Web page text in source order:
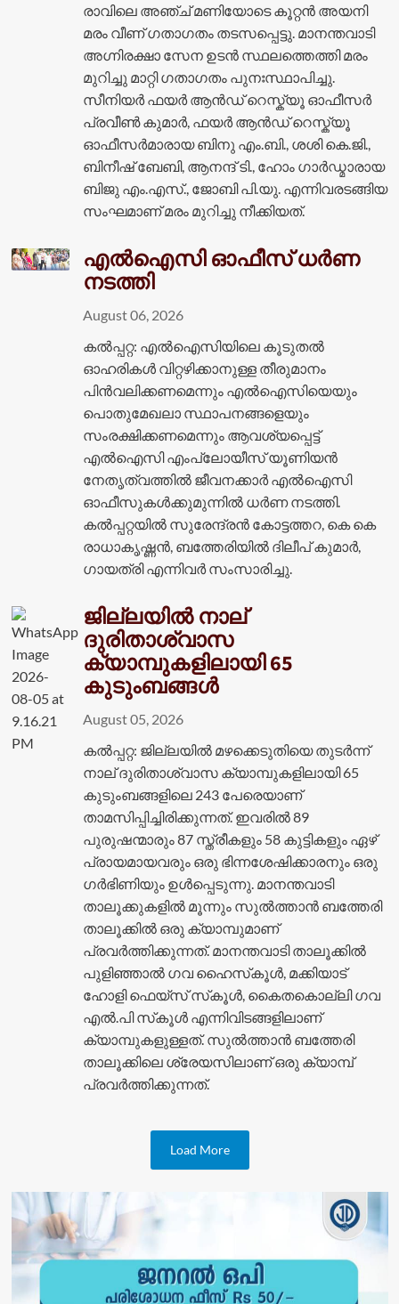
രാവിലെ അഞ്ച് മണിയോടെ കൂറ്റൻ അയനി
മരം വീണ് ഗതാഗതം തടസപ്പെട്ടു. മാനന്തവാടി
അഗ്നിരക്ഷാ സേന ഉടൻ സ്ഥലത്തെത്തി മരം
മുറിച്ചു മാറ്റി ഗതാഗതം പുനഃസ്ഥാപിച്ചു.
സീനിയർ ഫയർ ആൻഡ് റെസ്ക്യൂ ഓഫീസർ
പ്രവീൺ കുമാർ, ഫയർ ആൻഡ് റെസ്ക്യൂ
ഓഫീസർമാരായ ബിനു എം.ബി., ശശി കെ.ജി.,
ബിനീഷ് ബേബി, ആനന്ദ് ടി., ഹോം ഗാർഡ്മാരായ
ബിജു എം.എസ്., ജോബി പി.യു. എന്നിവരടങ്ങിയ
സംഘമാണ് മരം മുറിച്ചു നീക്കിയത്.
എൽഐസി ഓഫീസ് ധർണ
നടത്തി
August 06, 2026
കൽപ്പറ്റ: എൽഐസിയിലെ കൂടുതൽ
ഓഹരികൾ വിറ്റഴിക്കാനുള്ള തീരുമാനം
പിൻവലിക്കണമെന്നും എൽഐസിയെയും
പൊതുമേഖലാ സ്ഥാപനങ്ങളെയും
സംരക്ഷിക്കണമെന്നും ആവശ്യപ്പെട്ട്
എൽഐസി എംപ്ലോയീസ് യൂണിയൻ
നേതൃത്വത്തിൽ ജീവനക്കാർ എൽഐസി
ഓഫീസുകൾക്കുമുന്നിൽ ധർണ നടത്തി.
കൽപ്പറ്റയിൽ സുരേന്ദ്രൻ കോട്ടത്തറ, കെ കെ
രാധാകൃഷ്ണൻ, ബത്തേരിയിൽ ദിലീപ് കുമാർ,
ഗായത്രി എന്നിവർ സംസാരിച്ചു.
ജില്ലയില്‍ നാല്
ദുരിതാശ്വാസ
ക്യാമ്പുകളിലായി 65
കുടുംബങ്ങള്‍
August 05, 2026
കൽപ്പറ്റ: ജില്ലയില്‍ മഴക്കെടുതിയെ തുടര്‍ന്ന്
നാല് ദുരിതാശ്വാസ ക്യാമ്പുകളിലായി 65
കുടുംബങ്ങളിലെ 243 പേരെയാണ്
താമസിപ്പിച്ചിരിക്കുന്നത്. ഇവരിൽ 89
പുരുഷന്മാരും 87 സ്ത്രീകളും 58 കുട്ടികളും ഏഴ്
പ്രായമായവരും ഒരു ഭിന്നശേഷിക്കാരനും ഒരു
ഗർഭിണിയും ഉൾപ്പെടുന്നു. മാനന്തവാടി
താലൂക്കുകളിൽ മൂന്നും സുല്‍ത്താന്‍ ബത്തേരി
താലൂക്കില്‍ ഒരു ക്യാമ്പുമാണ്
പ്രവര്‍ത്തിക്കുന്നത്. മാനന്തവാടി താലൂക്കില്‍
പുളിഞ്ഞാല്‍ ഗവ ഹൈസ്‌കൂള്‍, മക്കിയാട്
ഹോളി ഫെയ്സ് സ്‌കൂള്‍, കൈതകൊല്ലി ഗവ
എൽ.പി സ്‌കൂള്‍ എന്നിവിടങ്ങളിലാണ്
ക്യാമ്പുകളുള്ളത്. സുല്‍ത്താന്‍ ബത്തേരി
താലൂക്കിലെ ശ്രേയസിലാണ് ഒരു ക്യാമ്പ്
പ്രവര്‍ത്തിക്കുന്നത്.
Load More